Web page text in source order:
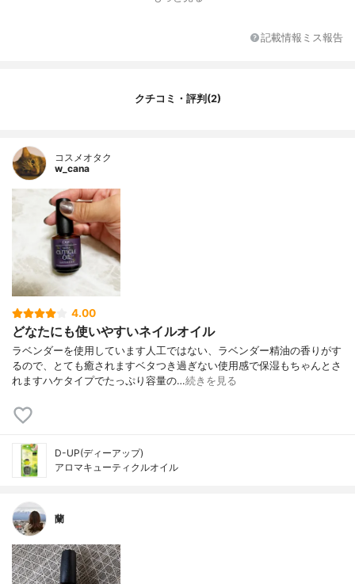
記載情報ミス報告
クチコミ・評判(2)
コスメオタク
w_cana
4.00
どなたにも使いやすいネイルオイル
ラベンダーを使用しています人工ではない、ラベンダー精油の香りがす
るので、とても癒されますベタつき過ぎない使用感で保湿もちゃんとさ
れますハケタイプでたっぷり容量の…続きを見る
D-UP(ディーアップ)
アロマキューティクルオイル
蘭